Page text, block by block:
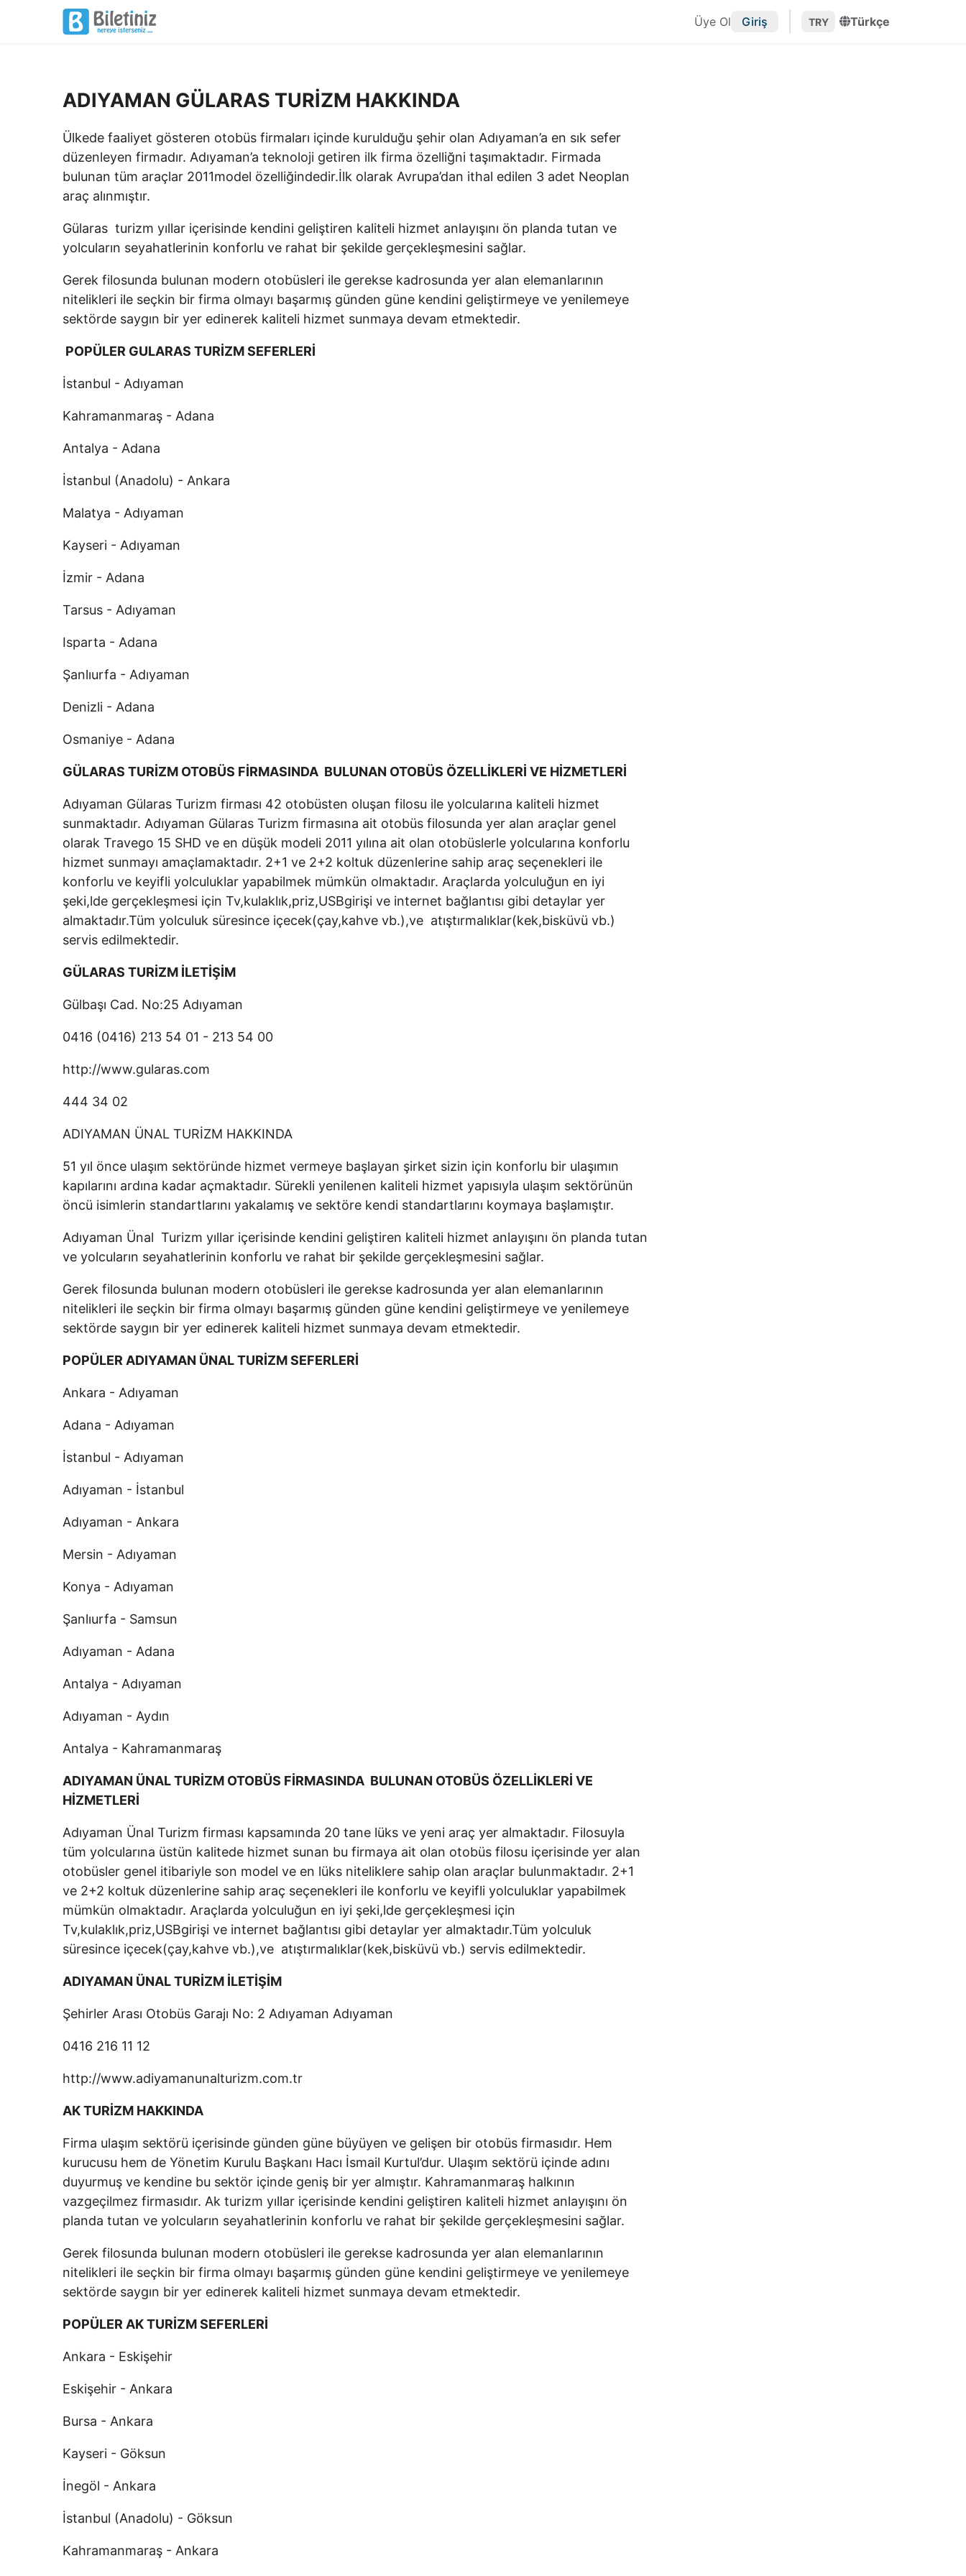
Üye Ol Giriş TRY Türkçe
ADIYAMAN GÜLARAS TURİZM HAKKINDA
Ülkede faaliyet gösteren otobüs firmaları içinde kurulduğu şehir olan Adıyaman’a en sık sefer
düzenleyen firmadır. Adıyaman’a teknoloji getiren ilk firma özelliğni taşımaktadır. Firmada
bulunan tüm araçlar 2011model özelliğindedir.İlk olarak Avrupa’dan ithal edilen 3 adet Neoplan
araç alınmıştır.
Gülaras turizm yıllar içerisinde kendini geliştiren kaliteli hizmet anlayışını ön planda tutan ve
yolcuların seyahatlerinin konforlu ve rahat bir şekilde gerçekleşmesini sağlar.
Gerek filosunda bulunan modern otobüsleri ile gerekse kadrosunda yer alan elemanlarının
nitelikleri ile seçkin bir firma olmayı başarmış günden güne kendini geliştirmeye ve yenilemeye
sektörde saygın bir yer edinerek kaliteli hizmet sunmaya devam etmektedir.
POPÜLER GULARAS TURİZM SEFERLERİ
İstanbul - Adıyaman
Kahramanmaraş - Adana
Antalya - Adana
İstanbul (Anadolu) - Ankara
Malatya - Adıyaman
Kayseri - Adıyaman
İzmir - Adana
Tarsus - Adıyaman
Isparta - Adana
Şanlıurfa - Adıyaman
Denizli - Adana
Osmaniye - Adana
GÜLARAS TURİZM OTOBÜS FİRMASINDA BULUNAN OTOBÜS ÖZELLİKLERİ VE HİZMETLERİ
Adıyaman Gülaras Turizm firması 42 otobüsten oluşan filosu ile yolcularına kaliteli hizmet
sunmaktadır. Adıyaman Gülaras Turizm firmasına ait otobüs filosunda yer alan araçlar genel
olarak Travego 15 SHD ve en düşük modeli 2011 yılına ait olan otobüslerle yolcularına konforlu
hizmet sunmayı amaçlamaktadır. 2+1 ve 2+2 koltuk düzenlerine sahip araç seçenekleri ile
konforlu ve keyifli yolculuklar yapabilmek mümkün olmaktadır. Araçlarda yolculuğun en iyi
şeki,lde gerçekleşmesi için Tv,kulaklık,priz,USBgirişi ve internet bağlantısı gibi detaylar yer
almaktadır.Tüm yolculuk süresince içecek(çay,kahve vb.),ve atıştırmalıklar(kek,bisküvü vb.)
servis edilmektedir.
GÜLARAS TURİZM İLETİŞİM
Gülbaşı Cad. No:25 Adıyaman
0416 (0416) 213 54 01 - 213 54 00
http://www.gularas.com
444 34 02
ADIYAMAN ÜNAL TURİZM HAKKINDA
51 yıl önce ulaşım sektöründe hizmet vermeye başlayan şirket sizin için konforlu bir ulaşımın
kapılarını ardına kadar açmaktadır. Sürekli yenilenen kaliteli hizmet yapısıyla ulaşım sektörünün
öncü isimlerin standartlarını yakalamış ve sektöre kendi standartlarını koymaya başlamıştır.
Adıyaman Ünal Turizm yıllar içerisinde kendini geliştiren kaliteli hizmet anlayışını ön planda tutan
ve yolcuların seyahatlerinin konforlu ve rahat bir şekilde gerçekleşmesini sağlar.
Gerek filosunda bulunan modern otobüsleri ile gerekse kadrosunda yer alan elemanlarının
nitelikleri ile seçkin bir firma olmayı başarmış günden güne kendini geliştirmeye ve yenilemeye
sektörde saygın bir yer edinerek kaliteli hizmet sunmaya devam etmektedir.
POPÜLER ADIYAMAN ÜNAL TURİZM SEFERLERİ
Ankara - Adıyaman
Adana - Adıyaman
İstanbul - Adıyaman
Adıyaman - İstanbul
Adıyaman - Ankara
Mersin - Adıyaman
Konya - Adıyaman
Şanlıurfa - Samsun
Adıyaman - Adana
Antalya - Adıyaman
Adıyaman - Aydın
Antalya - Kahramanmaraş
ADIYAMAN ÜNAL TURİZM OTOBÜS FİRMASINDA BULUNAN OTOBÜS ÖZELLİKLERİ VE
HİZMETLERİ
Adıyaman Ünal Turizm firması kapsamında 20 tane lüks ve yeni araç yer almaktadır. Filosuyla
tüm yolcularına üstün kalitede hizmet sunan bu firmaya ait olan otobüs filosu içerisinde yer alan
otobüsler genel itibariyle son model ve en lüks niteliklere sahip olan araçlar bulunmaktadır. 2+1
ve 2+2 koltuk düzenlerine sahip araç seçenekleri ile konforlu ve keyifli yolculuklar yapabilmek
mümkün olmaktadır. Araçlarda yolculuğun en iyi şeki,lde gerçekleşmesi için
Tv,kulaklık,priz,USBgirişi ve internet bağlantısı gibi detaylar yer almaktadır.Tüm yolculuk
süresince içecek(çay,kahve vb.),ve atıştırmalıklar(kek,bisküvü vb.) servis edilmektedir.
ADIYAMAN ÜNAL TURİZM İLETİŞİM
Şehirler Arası Otobüs Garajı No: 2 Adıyaman Adıyaman
0416 216 11 12
http://www.adiyamanunalturizm.com.tr
AK TURİZM HAKKINDA
Firma ulaşım sektörü içerisinde günden güne büyüyen ve gelişen bir otobüs firmasıdır. Hem
kurucusu hem de Yönetim Kurulu Başkanı Hacı İsmail Kurtul’dur. Ulaşım sektörü içinde adını
duyurmuş ve kendine bu sektör içinde geniş bir yer almıştır. Kahramanmaraş halkının
vazgeçilmez firmasıdır. Ak turizm yıllar içerisinde kendini geliştiren kaliteli hizmet anlayışını ön
planda tutan ve yolcuların seyahatlerinin konforlu ve rahat bir şekilde gerçekleşmesini sağlar.
Gerek filosunda bulunan modern otobüsleri ile gerekse kadrosunda yer alan elemanlarının
nitelikleri ile seçkin bir firma olmayı başarmış günden güne kendini geliştirmeye ve yenilemeye
sektörde saygın bir yer edinerek kaliteli hizmet sunmaya devam etmektedir.
POPÜLER AK TURİZM SEFERLERİ
Ankara - Eskişehir
Eskişehir - Ankara
Bursa - Ankara
Kayseri - Göksun
İnegöl - Ankara
İstanbul (Anadolu) - Göksun
Kahramanmaraş - Ankara